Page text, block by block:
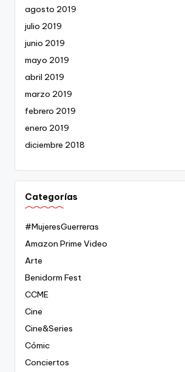
agosto 2019
julio 2019
junio 2019
mayo 2019
abril 2019
marzo 2019
febrero 2019
enero 2019
diciembre 2018
Categorías
#MujeresGuerreras
Amazon Prime Video
Arte
Benidorm Fest
CCME
Cine
Cine&Series
Cómic
Conciertos